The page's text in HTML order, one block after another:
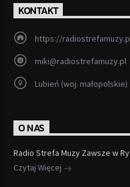
KONTAKT
https://
miki@radiostrefamuzy.pl
Lubień (woj. małopolskie)
O NAS
Radio Strefa Muzy Zawsze w
Czytaj Więcej